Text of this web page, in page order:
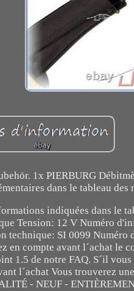
1x PIERBURG
dans le tableau des
indiquées dans le
Tension: 12 V Numéro
technique: SI 0099
en compte avant l´achat le
1.5 de notre FAQ. S´il
l´achat Vous trouverez
- NEUF -